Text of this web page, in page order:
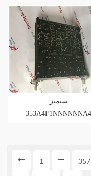
سيمنز
353A4F1NNNNNNA4
1 357